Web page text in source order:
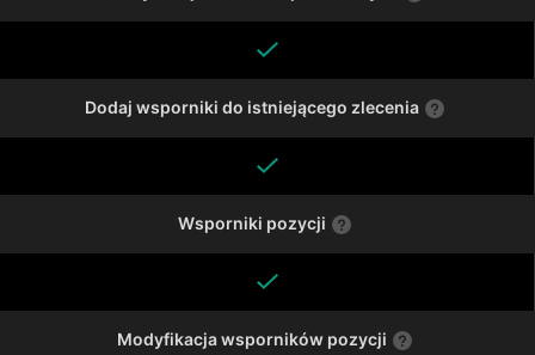
Dodaj wsporniki do istniejącego zlecenia
Wsporniki pozycji
Modyfikacja wsporników pozycji